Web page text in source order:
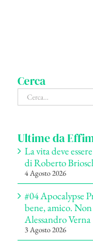
Cerca
Cerca
per:
Ultime da
La vita deve
di Roberto
4 Agosto 2026
#04 Apocalypse
bene, amico.
Alessandro Verna
3 Agosto 2026